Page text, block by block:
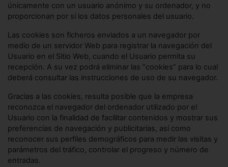
únicamente con un usuario anónimo y su ordenador, y no
proporcionan por sí los datos personales del usuario.
Las cookies son ficheros enviados a un navegador por
medio de un servidor Web para registrar la navegación del
Usuario en el Sitio Web, cuando el Usuario permita su
recepción. A su vez podrá eliminar las “cookies” para lo cual
deberá consultar las instrucciones de uso de su navegador.
Gracias a las cookies, resulta posible que la empresa
reconozca el navegador del ordenador utilizado por el
Usuario con la finalidad de facilitar contenidos y mostrar sus
preferencias de navegación y publicitarias, así como
reconocer sus perfiles demográficos para medir las visitas y
parámetros del tráfico, controlar el progreso y número de
entradas.